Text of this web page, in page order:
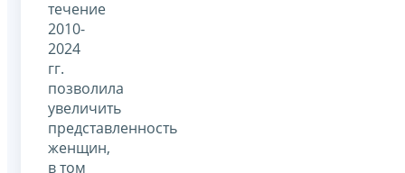
течение
2010-
2024
гг.
позволила
увеличить
представленность
женщин,
в том